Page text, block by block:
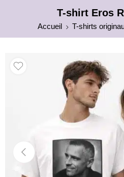
T-shirt Eros
Accueil T-shirts